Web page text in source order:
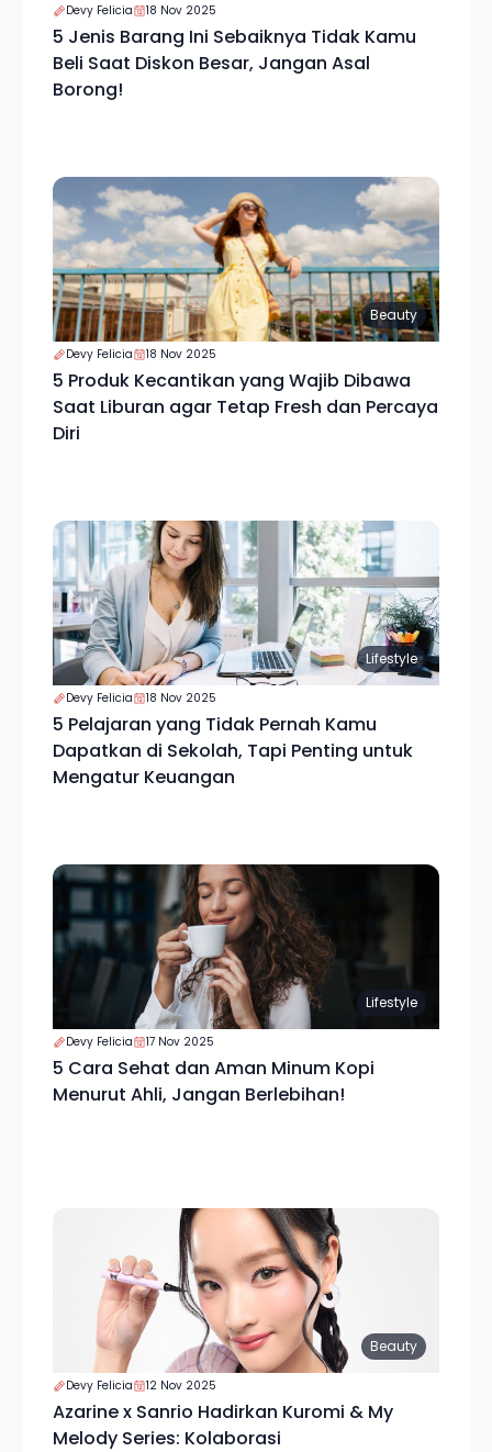
Devy Felicia 18 Nov 2025
5 Jenis Barang Ini Sebaiknya Tidak Kamu
Beli Saat Diskon Besar, Jangan Asal
Borong!
Beauty
Devy Felicia 18 Nov 2025
5 Produk Kecantikan yang Wajib Dibawa
Saat Liburan agar Tetap Fresh dan Percaya
Diri
Lifestyle
Devy Felicia 18 Nov 2025
5 Pelajaran yang Tidak Pernah Kamu
Dapatkan di Sekolah, Tapi Penting untuk
Mengatur Keuangan
Lifestyle
Devy Felicia 17 Nov 2025
5 Cara Sehat dan Aman Minum Kopi
Menurut Ahli, Jangan Berlebihan!
Beauty
Devy Felicia 12 Nov 2025
Azarine x Sanrio Hadirkan Kuromi & My
Melody Series: Kolaborasi